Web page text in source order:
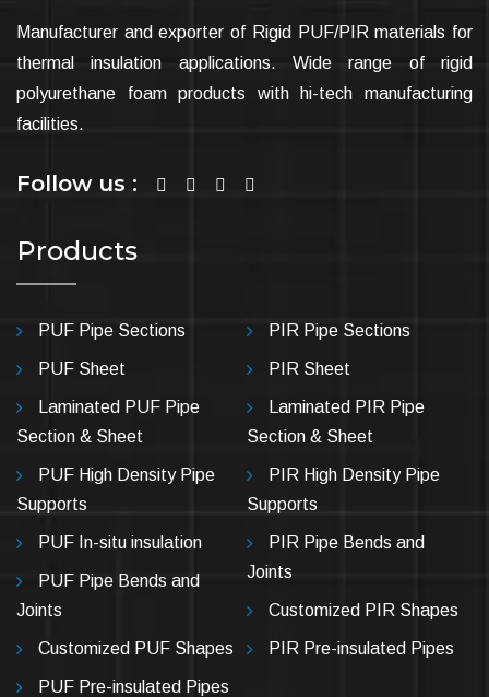
Manufacturer and exporter of Rigid PUF/PIR materials for
thermal insulation applications. Wide range of rigid
polyurethane foam products with hi-tech manufacturing
facilities.
Follow us :
Products
PUF Pipe Sections
PUF Sheet
Laminated PUF Pipe
Section & Sheet
PUF High Density Pipe
Supports
PUF In-situ insulation
PUF Pipe Bends and
Joints
Customized PUF Shapes
PUF Pre-insulated Pipes
PIR Pipe Sections
PIR Sheet
Laminated PIR Pipe
Section & Sheet
PIR High Density Pipe
Supports
PIR Pipe Bends and
Joints
Customized PIR Shapes
PIR Pre-insulated Pipes